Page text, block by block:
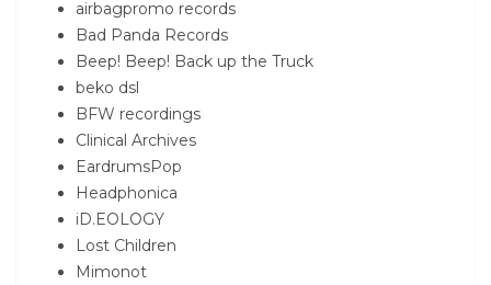
airbagpromo records
Bad Panda Records
Beep! Beep! Back up the Truck
beko dsl
BFW recordings
Clinical Archives
EardrumsPop
Headphonica
iD.EOLOGY
Lost Children
Mimonot